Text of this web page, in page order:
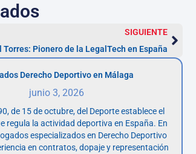
SIGUIENTE
Torres: Pionero de la LegalTech en España
Derecho Deportivo en Málaga
junio 3, 2026
de 15 de octubre, del Deporte establece el
regula la actividad deportiva en España. En
especializados en Derecho Deportivo
en contratos, dopaje y representación